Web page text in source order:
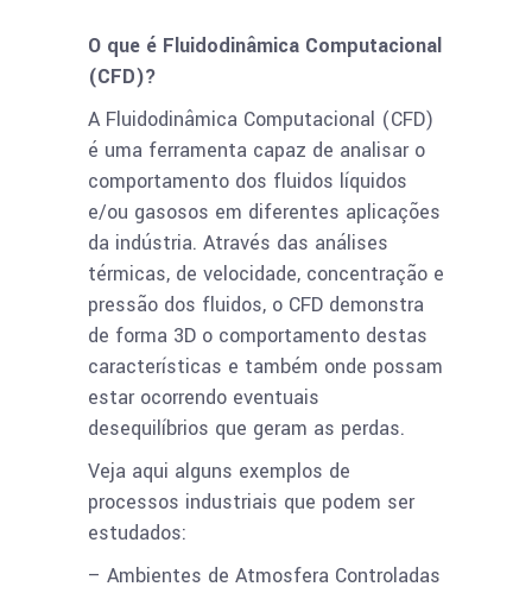
O que é Fluidodinâmica Computacional
(CFD)?
A Fluidodinâmica Computacional (CFD)
é uma ferramenta capaz de analisar o
comportamento dos fluidos líquidos
e/ou gasosos em diferentes aplicações
da indústria. Através das análises
térmicas, de velocidade, concentração e
pressão dos fluidos, o CFD demonstra
de forma 3D o comportamento destas
características e também onde possam
estar ocorrendo eventuais
desequilíbrios que geram as perdas.
Veja aqui alguns exemplos de
processos industriais que podem ser
estudados:
– Ambientes de Atmosfera Controladas